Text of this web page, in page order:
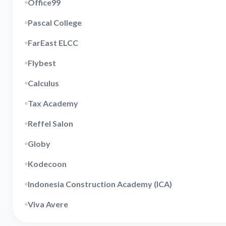
Office99
Pascal College
FarEast ELCC
Flybest
Calculus
Tax Academy
Reffel Salon
Globy
Kodecoon
Indonesia Construction Academy (ICA)
Viva Avere